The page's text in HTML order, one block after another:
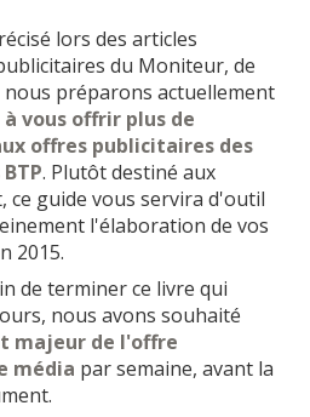
lors des articles
du Moniteur, de
préparons actuellement
vous offrir plus de
offres publicitaires des
. Plutôt destiné aux
ce guide vous servira d'outil
l'élaboration de vos
2015.
de terminer ce livre qui
nous avons souhaité
majeur de l'offre
média par semaine, avant la